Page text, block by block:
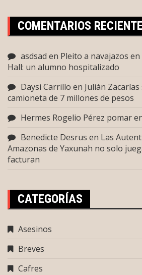
COMENTARIOS
asdsad en Pleito a navajazos
Hall: un alumno hospitalizado
Daysi Carrillo en Julián
camioneta de 7 millones de pesos
Hermes Rogelio Pérez pomar
Benedicte Desrus en Las
Amazonas de Yaxunah no solo
facturan
CATEGORÍAS
Asesinos
Breves
Cafres